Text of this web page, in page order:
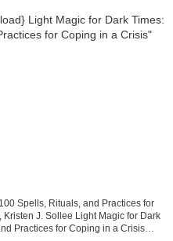
Spells, Rituals, and Practices for
J. Sollee Light Magic for Dark
Practices for Coping in a Crisis